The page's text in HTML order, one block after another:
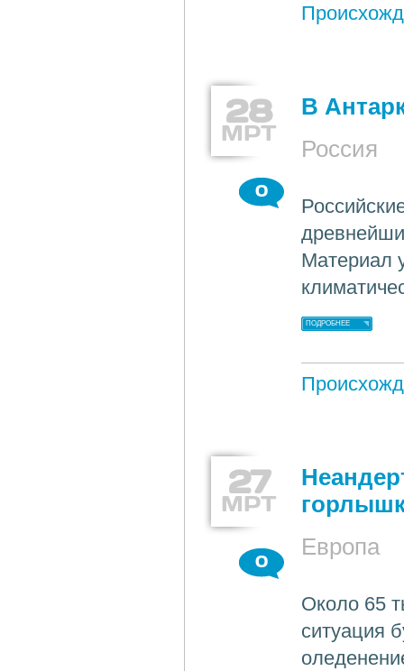
28
МРТ
В
Россия
0
Материал
ПОДРОБНЕЕ
27
МРТ
Европа
0
Около 65
ситуация